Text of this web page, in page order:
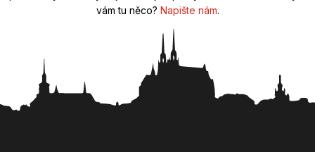
vám tu něco? Napište nám.